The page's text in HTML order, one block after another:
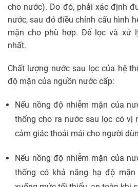
cho nước). Do đó, phải xác định
nước, sau đó điều chỉnh cấu hình
mặn cho phù hợp. Để lọc và xử
nhất.
Chất lượng nước sau lọc của hệ
độ mặn của nguồn nước cấp:
Nếu nồng độ nhiễm mặn của
thống cho ra nước sau lọc có vị
cảm giác thoải mái cho người
Nếu nồng độ nhiễm mặn của
thống có khả năng hạ độ